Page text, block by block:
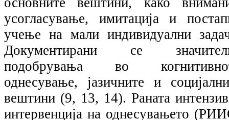
усогласување, имитација и
учење на мали индивидуални
Документирани се
подобрувања во
однесување, јазичните и
вештини (9, 13, 14). Раната
интервенција на однесувањето